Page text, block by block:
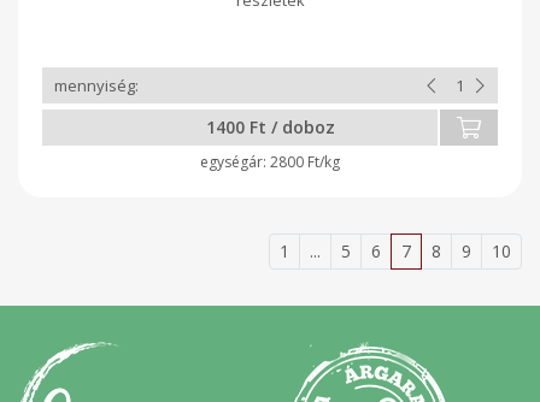
1400 Ft / doboz
2800 Ft/kg
1 ... 5 6 7 8 9 10